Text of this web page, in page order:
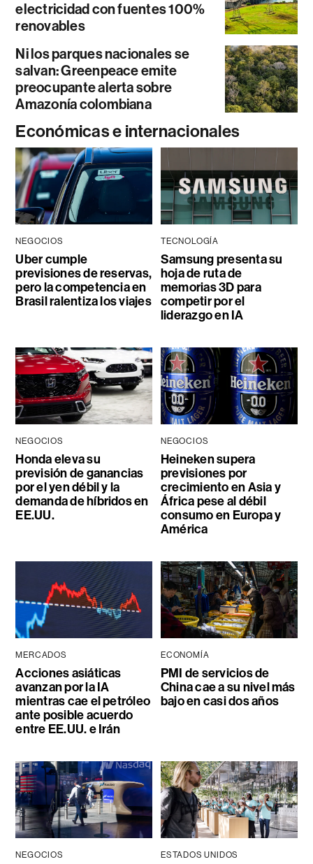
electricidad con fuentes 100%
renovables
Ni los parques nacionales se
salvan: Greenpeace emite
preocupante alerta sobre
Amazonía colombiana
Económicas e internacionales
NEGOCIOS
Uber cumple
previsiones de reservas,
pero la competencia en
Brasil ralentiza los viajes
TECNOLOGÍA
Samsung presenta su
hoja de ruta de
memorias 3D para
competir por el
liderazgo en IA
NEGOCIOS
Honda eleva su
previsión de ganancias
por el yen débil y la
demanda de híbridos en
EE.UU.
NEGOCIOS
Heineken supera
previsiones por
crecimiento en Asia y
África pese al débil
consumo en Europa y
América
MERCADOS
Acciones asiáticas
avanzan por la IA
mientras cae el petróleo
ante posible acuerdo
entre EE.UU. e Irán
ECONOMÍA
PMI de servicios de
China cae a su nivel más
bajo en casi dos años
NEGOCIOS ESTADOS UNIDOS